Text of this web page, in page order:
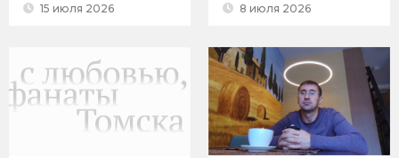
15 июля 2026 8 июля 2026